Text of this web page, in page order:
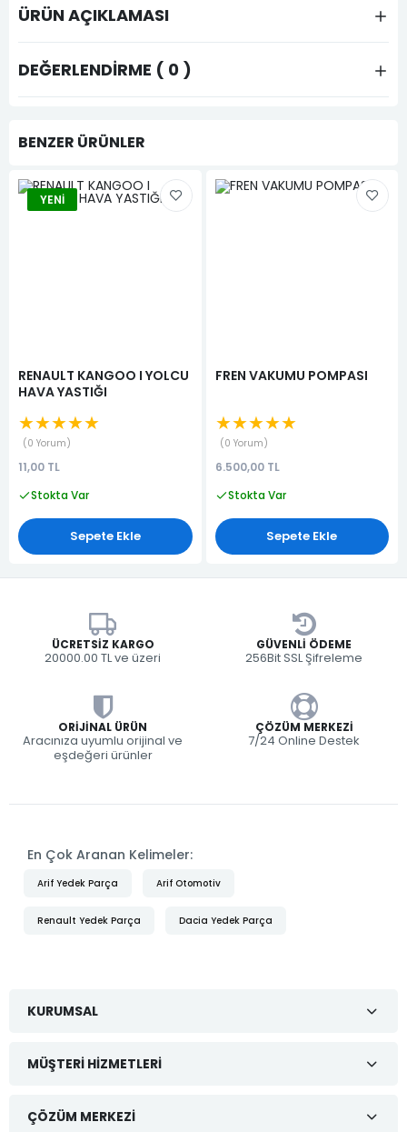
ÜRÜN AÇIKLAMASI
DEĞERLENDIRME ( 0 )
BENZER ÜRÜNLER
YENI
RENAULT KANGOO I YOLCU
HAVA YASTIĞI
★★★★★
0 Yorum
11,00 TL
Stokta Var
Sepete Ekle
FREN VAKUMU POMPASI
★★★★★
0 Yorum
6.500,00 TL
Stokta Var
Sepete Ekle
ÜCRETSIZ KARGO
20000.00 TL ve üzeri
GÜVENLI ÖDEME
256Bit SSL Şifreleme
ORIJINAL ÜRÜN
Aracınıza uyumlu orijinal ve
eşdeğeri ürünler
ÇÖZÜM MERKEZI
7/24 Online Destek
En Çok Aranan Kelimeler:
Arif Yedek Parça Arif Otomotiv
Renault Yedek Parça Dacia Yedek Parça
KURUMSAL
MÜŞTERI HIZMETLERI
ÇÖZÜM MERKEZI